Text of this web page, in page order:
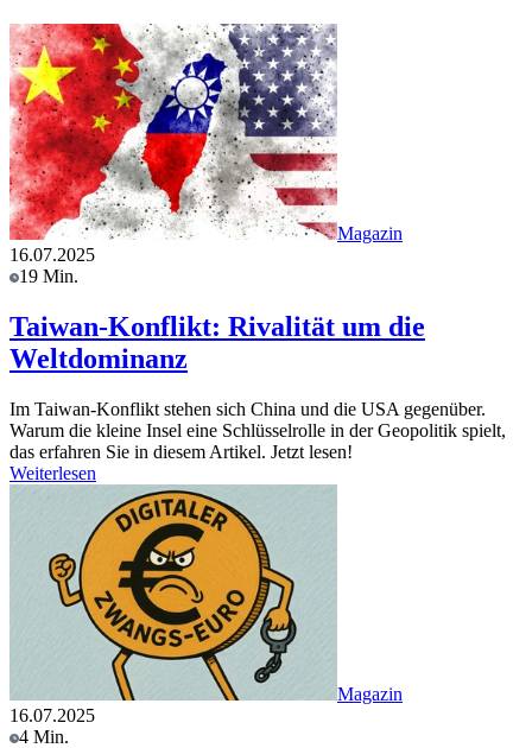
Magazin
16.07.2025
19 Min.
Taiwan-Konflikt: Rivalität um die
Weltdominanz
Im Taiwan-Konflikt stehen sich China und die USA gegenüber.
Warum die kleine Insel eine Schlüsselrolle in der Geopolitik spielt,
das erfahren Sie in diesem Artikel. Jetzt lesen!
Weiterlesen
Magazin
16.07.2025
4 Min.